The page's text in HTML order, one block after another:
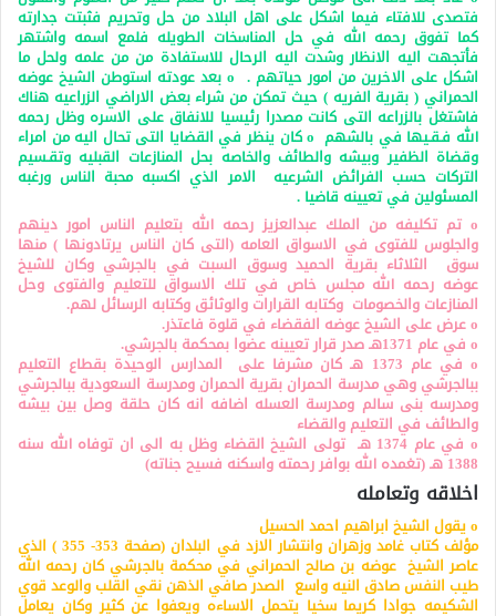
فتصدى للافتاء فيما اشكل على اهل البلاد من حل وتحريم فثبتت جدارته
كما تفوق رحمه الله في حل المناسخات الطويله فلمع اسمه واشتهر
فأتجهت اليه الانظار وشدت اليه الرحال للاستفادة من من علمه ولحل ما
اشكل على الاخرين من امور حياتهم . o بعد عودته استوطن الشيخ عوضه
الحمراني ( بقرية الفريه ) حيث تمكن من شراء بعض الاراضي الزراعيه هناك
فاشتغل بالزراعه التى كانت مصدرا رئيسيا للانفاق على الاسره وظل رحمه
الله فـقـيها في بالشهم o كان ينظر في القضايا التى تحال اليه من امراء
وقضاة الظفير وبيشه والطائف والخاصه بحل المنازعات القبليه وتقـسيم
التركات حسب الفرائض الشرعيه الامر الذي اكسبه محبة الناس ورغبه
المسئولين في تعيينه قاضيا .
o تم تكليفه من الملك عبدالعزيز رحمه الله بتعليم الناس امور دينهم
والجلوس للفتوى في الاسواق العامه (التى كان الناس يرتادونها ) منها
سوق الثلاثاء بقرية الحميد وسوق السبت في بالجرشي وكان للشيخ
عوضه رحمه الله مجلس خاص في تلك الاسواق للتعليم والفتوى وحل
المنازعات والخصومات وكتابه القرارات والوثائق وكتابه الرسائل لهم.
o عرض على الشيخ عوضه الفقضاء في قلوة فاعتذر.
o في عام 1371هـ صدر قرار تعيينه عضوا بمحكمة بالجرشي.
o في عام 1373 هـ كان مشرفا على المدارس الوحيدة بقطاع التعليم
ببالجرشي وهي مدرسة الحمران بقرية الحمران ومدرسة السعودية ببالجرشي
ومدرسه بنى سالم ومدرسة العسله اضافه انه كان حلقة وصل بين بيشه
والطائف في التعليم والقضاء
o في عام 1374 هـ تولى الشيخ القضاء وظل به الى ان توفاه الله سنه
1388 هـ (تغمده الله بوافر رحمته واسكنه فسيح جناته)
اخلاقه وتعامله
o يقول الشيخ ابراهيم احمد الحسيل
مؤلف كتاب غامد وزهران وانتشار الازد في البلدان (صفحة 353- 355 ) الذي
عاصر الشيخ عوضه بن صالح الحمراني في محكمة بالجرشي كان رحمه الله
طيب النفس صادق النيه واسع الصدر صافي الذهن نقي القلب والوعد قوي
الشكيمه جوادا كريما سخيا يتحمل الاساءه ويعفوا عن كثير وكان يعامل